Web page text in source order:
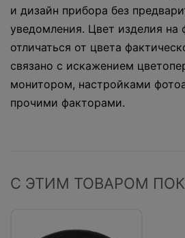
и дизайн прибора без
уведомления. Цвет изделия
отличаться от цвета
связано с искажением
монитором, настройками
прочими факторами.
С ЭТИМ ТОВАРОМ